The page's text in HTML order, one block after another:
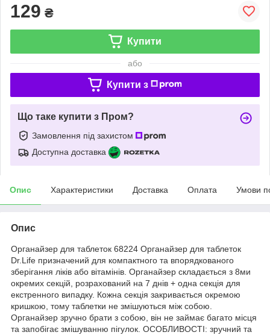
129 ₴
Купити
або
Купити з
Що таке купити з Пром?
Замовлення під захистом
Доступна доставка
Опис Характеристики Доставка Оплата Умови
Опис
Органайзер для таблеток 68224 Органайзер для таблеток
Dr.Life призначений для компактного та впорядкованого
зберігання ліків або вітамінів. Органайзер складається з 8ми
окремих секцій, розрахований на 7 днів + одна секція для
екстренного випадку. Кожна секція закривається окремою
кришкою, тому таблетки не змішуються між собою.
Органайзер зручно брати з собою, він не займає багато місця
та запобігає змішуванню пігулок. ОСОБЛИВОСТІ: зручний та